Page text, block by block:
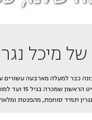
מיכל
כבר למעלה מארבעה עשורים
שנשען על עבודת יד
תמיד סוחפת, מהפנטת
ע
ו
ה
ב